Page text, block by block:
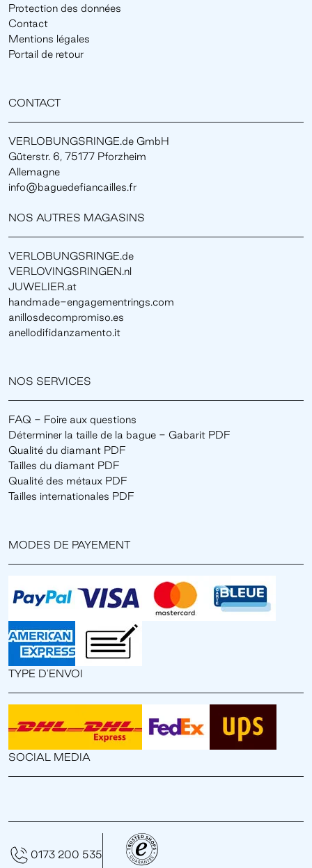
Protection des données
Contact
Mentions légales
Portail de retour
CONTACT
VERLOBUNGSRINGE.de GmbH
Güterstr. 6, 75177 Pforzheim
Allemagne
info@baguedefiancailles.fr
NOS AUTRES MAGASINS
VERLOBUNGSRINGE.de
VERLOVINGSRINGEN.nl
JUWELIER.at
handmade-engagementrings.com
anillosdecompromiso.es
anellodifidanzamento.it
NOS SERVICES
FAQ - Foire aux questions
Déterminer la taille de la bague - Gabarit PDF
Qualité du diamant PDF
Tailles du diamant PDF
Qualité des métaux PDF
Tailles internationales PDF
MODES DE PAYEMENT
TYPE D'ENVOI
SOCIAL MEDIA
0173 200 535